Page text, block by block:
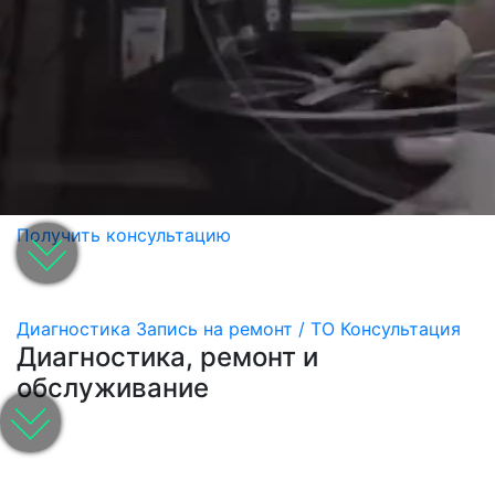
Получить консультацию
Диагностика Запись на ремонт / ТО Консультация
Диагностика, ремонт и
обслуживание